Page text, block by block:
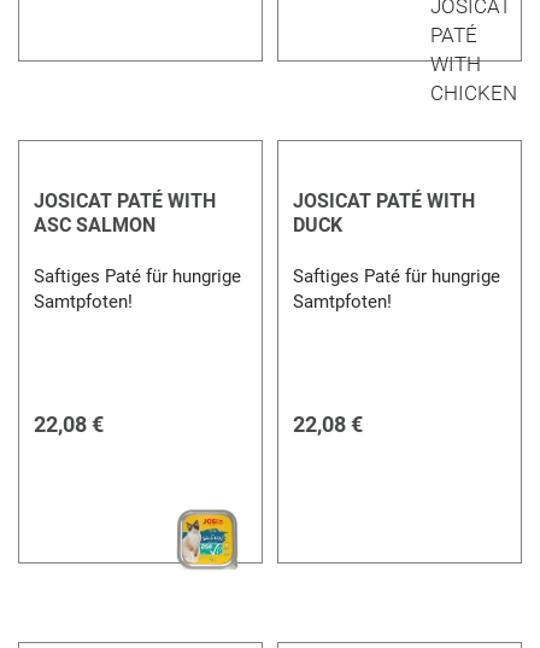
JOSICAT PATÉ WITH
ASC SALMON
Saftiges Paté für hungrige
Samtpfoten!
22,08 €
JOSICAT PATÉ WITH
DUCK
Saftiges Paté für hungrige
Samtpfoten!
22,08 €